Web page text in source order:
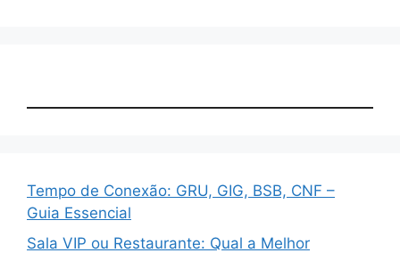
Tempo de Conexão: GRU, GIG, BSB, CNF –
Guia Essencial
Sala VIP ou Restaurante: Qual a Melhor